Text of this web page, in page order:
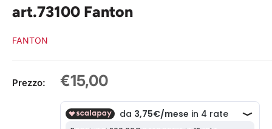
art.73100 Fanton
FANTON
Prezzo:
Prezzo
€15,00